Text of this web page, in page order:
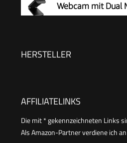
Webcam mit Dual
OS X, YouTube, Skype, zum
HERSTELLER
AFFILIATELINKS
Die mit * gekennzeichneten Links
Als Amazon-Partner verdiene ich